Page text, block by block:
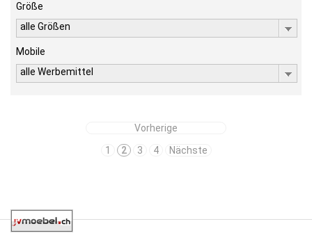
Größe
alle Größen
Mobile
alle Werbemittel
Vorherige
1
2 3 4 Nächste